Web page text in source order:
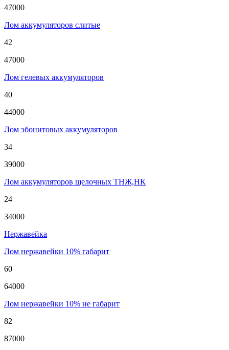
47000
Лом аккумуляторов слитые
42
47000
Лом гелевых аккумуляторов
40
44000
Лом эбонитовых аккумуляторов
34
39000
Лом аккумуляторов щелочных ТНЖ,НК
24
34000
Нержавейка
Лом нержавейки 10% габарит
60
64000
Лом нержавейки 10% не габарит
82
87000